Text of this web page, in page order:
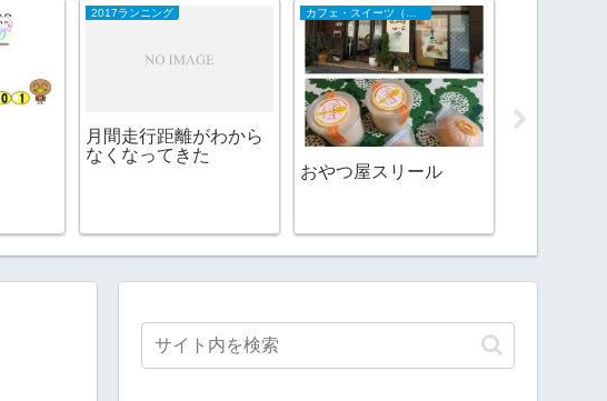
2017ランニング
月間走行距離がわから
なくなってきた
カフェ・スイーツ（山陰）
おやつ屋スリール